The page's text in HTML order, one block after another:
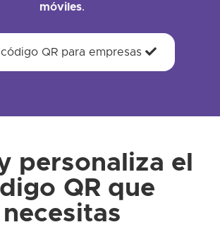
móviles.
QR para empresas
personaliza el
QR que
necesitas